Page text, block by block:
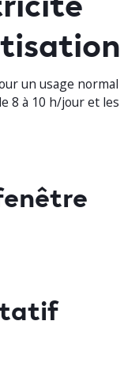
un usage normal
8 à 10 h/jour et les